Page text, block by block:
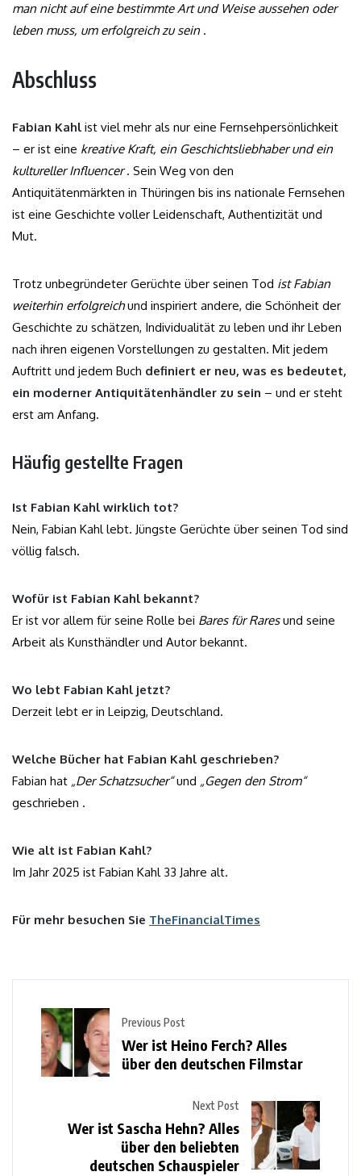
man nicht auf eine bestimmte Art und Weise aussehen oder
leben muss, um erfolgreich zu sein .
Abschluss
Fabian Kahl ist viel mehr als nur eine Fernsehpersönlichkeit
– er ist eine kreative Kraft, ein Geschichtsliebhaber und ein
kultureller Influencer. Sein Weg von den
Antiquitätenmärkten in Thüringen bis ins nationale Fernsehen
ist eine Geschichte voller Leidenschaft, Authentizität und
Mut.
Trotz unbegründeter Gerüchte über seinen Tod ist Fabian
weiterhin erfolgreichund inspiriert andere, die Schönheit der
Geschichte zu schätzen, Individualität zu leben und ihr Leben
nach ihren eigenen Vorstellungen zu gestalten. Mit jedem
Auftritt und jedem Buch definiert er neu, was es bedeutet,
ein moderner Antiquitätenhändler zu sein – und er steht
erst am Anfang.
Häufig gestellte Fragen
Ist Fabian Kahl wirklich tot?
Nein, Fabian Kahl lebt. Jüngste Gerüchte über seinen Tod sind
völlig falsch.
Wofür ist Fabian Kahl bekannt?
Er ist vor allem für seine Rolle bei Bares für Raresund seine
Arbeit als Kunsthändler und Autor bekannt.
Wo lebt Fabian Kahl jetzt?
Derzeit lebt er in Leipzig, Deutschland.
Welche Bücher hat Fabian Kahl geschrieben?
Fabian hat „Der Schatzsucher“und „Gegen den Strom“
geschrieben .
Wie alt ist Fabian Kahl?
Im Jahr 2025 ist Fabian Kahl 33 Jahre alt.
Für mehr besuchen Sie TheFinancialTimes
Previous Post
Wer ist Heino Ferch? Alles
über den deutschen Filmstar
Next Post
Wer ist Sascha Hehn? Alles
über den beliebten
deutschen Schauspieler